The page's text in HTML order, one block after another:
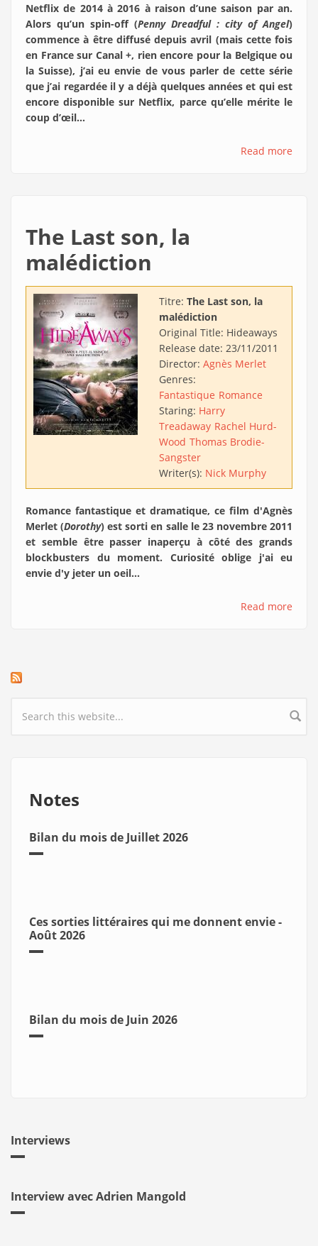
Netflix de 2014 à 2016 à raison d’une saison par an.
Alors qu’un spin-off (Penny Dreadful : city of Angel)
commence à être diffusé depuis avril (mais cette fois
en France sur Canal +, rien encore pour la Belgique ou
la Suisse), j’ai eu envie de vous parler de cette série
que j’ai regardée il y a déjà quelques années et qui est
encore disponible sur Netflix, parce qu’elle mérite le
coup d’œil…
Read more
The Last son, la
malédiction
Titre: The Last son, la
malédiction
Original Title: Hideaways
Release date: 23/11/2011
Director: Agnès Merlet
Genres:
Fantastique Romance
Staring: Harry
Treadaway Rachel Hurd-
Wood Thomas Brodie-
Sangster
Writer(s): Nick Murphy
Romance fantastique et dramatique, ce film d'Agnès
Merlet (Dorothy) est sorti en salle le 23 novembre 2011
et semble être passer inaperçu à côté des grands
blockbusters du moment. Curiosité oblige j'ai eu
envie d'y jeter un oeil...
Read more
Search form
Notes
Bilan du mois de Juillet 2026
Ces sorties littéraires qui me donnent envie -
Août 2026
Bilan du mois de Juin 2026
Interviews
Interview avec Adrien Mangold